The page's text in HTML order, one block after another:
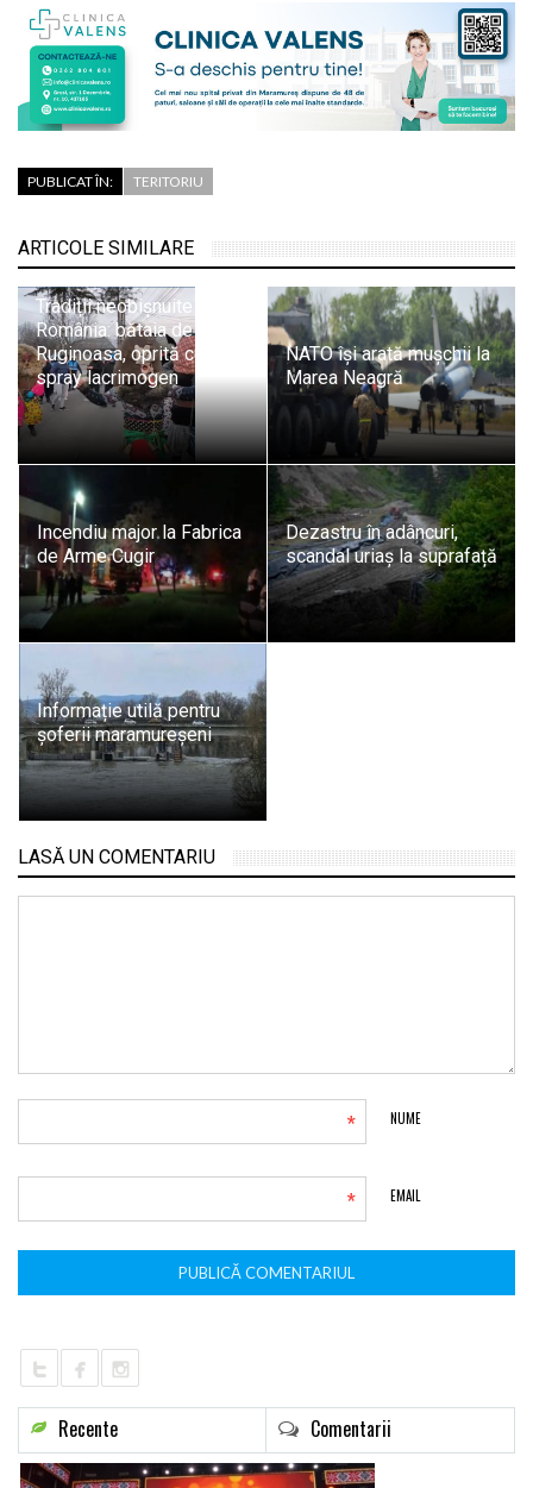
PUBLICAT ÎN: TERITORIU
ARTICOLE SIMILARE
Tradiții neobișnuite în
România: bătaia de la
Ruginoasa, oprită cu
spray lacrimogen
NATO își arată mușchii la
Marea Neagră
Incendiu major la Fabrica
de Arme Cugir
Dezastru în adâncuri,
scandal uriaș la suprafață
Informație utilă pentru
șoferii maramureșeni
LASĂ UN COMENTARIU
NUME
*
EMAIL
*
Recente Comentarii